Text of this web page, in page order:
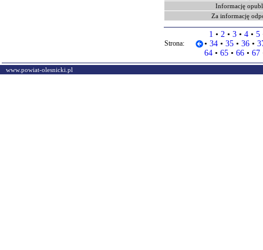
Informację
Za informację
Strona:
1 • 2 • 3 • 4 • 5
• 34 • 35 • 36 •
64 • 65 • 66 • 67
www.powiat-olesnicki.pl